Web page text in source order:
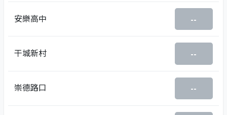
安樂高中 --
干城新村 --
崇德路口 --